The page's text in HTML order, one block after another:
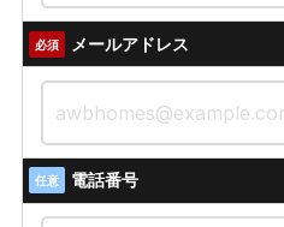
必須 メールアドレス
任意 電話番号